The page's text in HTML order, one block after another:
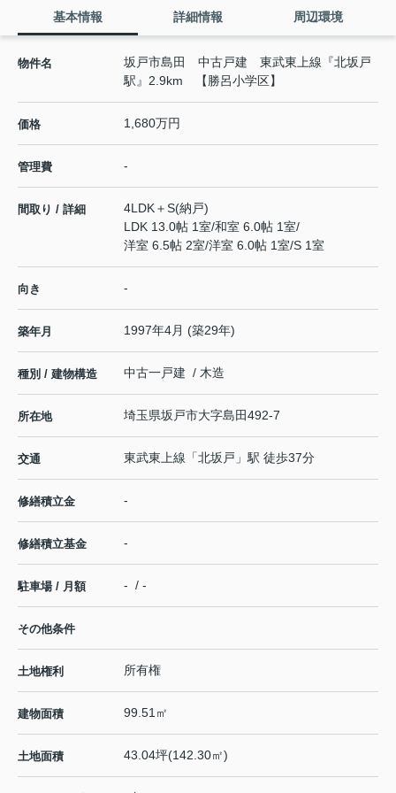
基本情報 詳細情報 周辺環境
物件名
坂戸市島田 中古戸建 東武東上線『北坂戸
駅』2.9km 【勝呂小学区】
価格 1,680万円
管理費 -
間取り / 詳細
4LDK＋S(納戸)
LDK 13.0帖 1室/和室 6.0帖 1室/
洋室 6.5帖 2室/洋室 6.0帖 1室/S 1室
向き -
築年月 1997年4月 (築29年)
種別 / 建物構造 中古一戸建 / 木造
所在地 埼玉県坂戸市大字島田492-7
交通 東武東上線 「北坂戸 」駅 徒歩37分
修繕積立金 -
修繕積立基金 -
駐車場 / 月額 - / -
その他条件
土地権利 所有権
建物面積 99.51㎡
土地面積 43.04坪(142.30㎡)